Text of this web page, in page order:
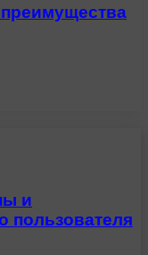
и
пользователя